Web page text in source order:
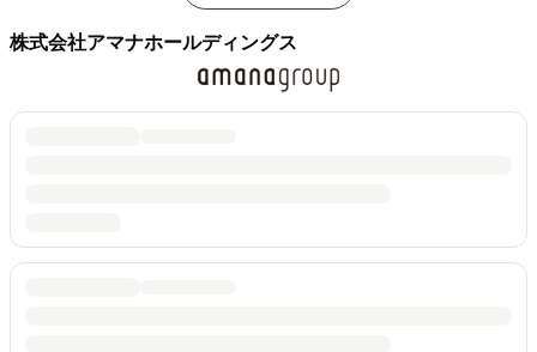
株式会社アマナホールディングス